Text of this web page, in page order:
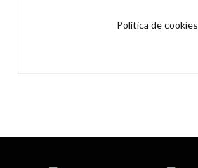
Política de cookies